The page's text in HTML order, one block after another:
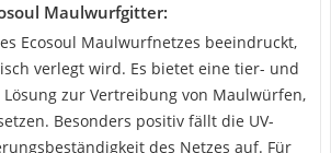
Maulwurfgitter:
Ecosoul Maulwurfnetzes beeindruckt,
verlegt wird. Es bietet eine tier- und
zur Vertreibung von Maulwürfen,
Besonders positiv fällt die UV-
des Netzes auf. Für